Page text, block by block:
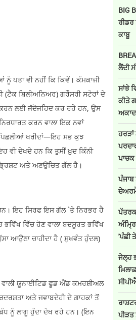
ਪਤਾ ਵੀ ਨਹੀਂ ਕਿ ਕਿਵੇਂ। ਕੰਮਕਾਜੀ
ਬਿਲੀਅਨਿਅਰ) ਗਰੌਸਰੀ ਸਟੋਰਾਂ ਦੇ
ਕਰਨ ਲਈ ਜੱਦੋਜਹਿਦ ਕਰ ਰਹੇ ਹਨ, ਉਸ
ਕਰਨ ਵਾਲਾ ਇਕ ਨਵਾਂ
ਖਰੀਦਾਂ—ਇਹ ਸਭ ਕੁਝ
ਵੀ ਦੇਖਦੇ ਹਨ ਕਿ ਤੁਸੀਂ ਖ਼ੁਦ ਕਿੰਨੀ
ਅਤੇ ਅਣਉਚਿਤ ਗੱਲ ਹੈ।
ਇਹ ਸਿਰਫ ਇਸ ਗੱਲ `ਤੇ ਨਿਰਭਰ ਹੈ
ਵਿੱਚ ਹੋਣ ਵਾਲਾ ਬਦਸੂਰਤ ਭਵਿੱਖ
ਆਉਣਾ ਚਾਹੀਦਾ ਹੈ ( ਸੁਖਵੰਤ ਹੁੰਦਲ)
ਯੂਨਾਈਟਿਡ ਫੂਡ ਐਂਡ ਕਮਰਸ਼ੀਅਲ
ਅਤੇ ਜਵਾਬਦੇਹੀ ਦੇ ਗਾਹਕਾਂ ਤੋਂ
ਨੂੰ ਲਾਗੂ ਹੁੰਦਾ ਦੇਖ ਰਹੇ ਹਨ। (ਇਨ
BIG
ਰੀਡਰ
ਕਾਬੂ
ਲੈਂਦੀ
ਸਾਂਝੇ
ਕੀਤੇ
'ਪੰਛੀ
ਜੇਲ੍ਹ